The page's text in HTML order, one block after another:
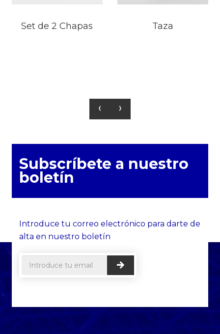
Set de 2 Chapas Taza
Subscríbete a nuestro
boletín
Introduce tu correo electrónico para darte de
alta en nuestro boletín